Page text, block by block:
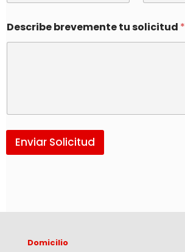
Describe brevemente tu solicitud *
Enviar Solicitud
Domicilio